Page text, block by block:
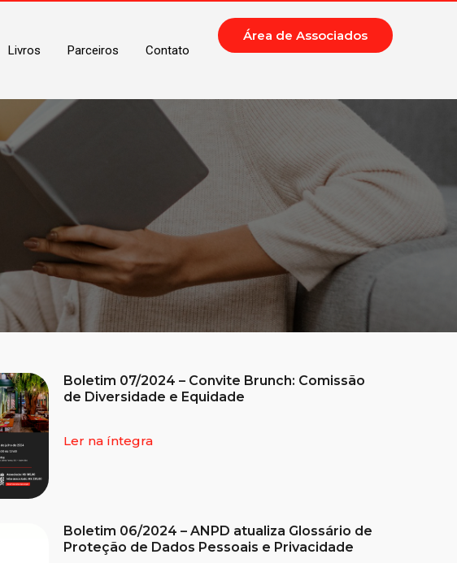
Livros Parceiros Contato
Área de Associados
Boletim 07/2024 – Convite Brunch: Comissão
de Diversidade e Equidade
Ler na íntegra
Boletim 06/2024 – ANPD atualiza Glossário de
Proteção de Dados Pessoais e Privacidade